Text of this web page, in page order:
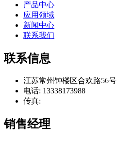
产品中心
应用领域
新闻中心
联系我们
联系信息
江苏常州钟楼区合欢路56号
电话: 13338173988
传真:
销售经理